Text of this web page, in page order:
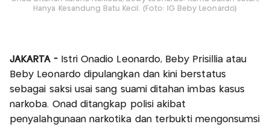
Hanya Kesandung Batu Kecil. (Foto: IG Beby Leonardo)
JAKARTA - Istri Onadio Leonardo, Beby Prisillia atau
Beby Leonardo dipulangkan dan kini berstatus
sebagai saksi usai sang suami ditahan imbas kasus
narkoba. Onad ditangkap polisi akibat
penyalahgunaan narkotika dan terbukti mengonsumsi